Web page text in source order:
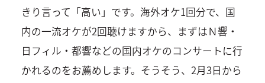
きり言って「高い」です。海外オケ1回分で、国
内の一流オケが2回聴けますから、まずはＮ響・
日フィル・都響などの国内オケのコンサートに行
かれるのをお薦めします。そうそう、2月3日から